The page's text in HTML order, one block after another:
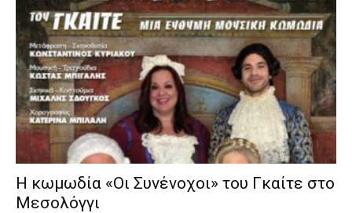
H κωμωδία «Οι Συνένοχοι» του Γκαίτε στο
Μεσολόγγι